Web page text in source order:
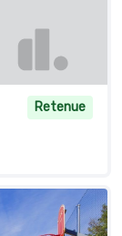
Retenue